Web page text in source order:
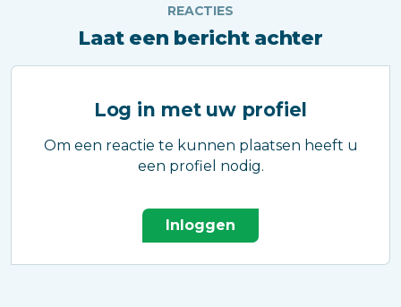
REACTIES
Laat een bericht achter
Log in met uw profiel
Om een reactie te kunnen plaatsen heeft u
een profiel nodig.
Inloggen